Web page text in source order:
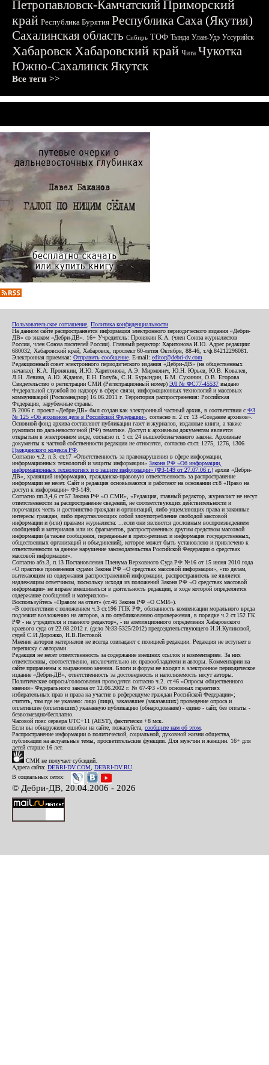
Петропавловск-КамчатскийПриморский
край Республика Бурятия Республика Саха (Якутия)
Сахалинская область Сибирь ТОФ Тында Улан-Удэ Уссурийск
ХабаровскХабаровский край Чита Чукотка
Южно-СахалинскЯкутск
Все теги >>
Пользовательское соглашение Политика конфиденциальности
На данном сайте распространяется информация электронного периодического издания «Дебри-
ДВ» со знаком «Дебри-ДВ». 16+ Учредитель: Пронякин К.А. (член Союза журналистов
России, член Союза писателей России). Главный редактор: Харитонова И.Ю. Адрес редакции:
680032, Хабаровский край, Хабаровск, проспект 60-летия Октября, 88-46, т./ф.84212296081.
Электронная приемная: Отправить сообщение . E-mail: editor@debri-dv.com
Редакционный совет электронного периодического издания «Дебри-ДВ» (на общественных
началах): К.А. Пронякин, И.Ю. Харитонова, А.Э. Мирмович, Ю.Н. Юрьев, Ю.В. Ковалев,
Л.Н. Левина, А.Ю. Жданов, Е.Н. Голубь, С.Н. Бурындин, Б.М. Сухинин, О.В. Егорова
Свидетельство о регистрации СМИ (Регистрационный номер) ЭЛ № ФС77-45537 выдано
Федеральной службой по надзору в сфере связи, информационных технологий и массовых
коммуникаций (Роскомнадзор) 16.06.2011 г. Территория распространения: Российская
Федерация, зарубежные страны.
В 2006 г. проект «Дебри-ДВ» был создан как электронный частный архив, в соответствии с ФЗ
№ 125 «Об архивном деле в Российской Федерации» , согласно п. 2 ст. 13 «Создание архивов».
Основной фонд архива составляют публикации газет и журналов, изданные книги, а также
рукописи по дальневосточной (РФ) тематике. Доступ к архивным документам является
открытым в электронном виде, согласно п. 1 ст. 24 вышеобозначенного закона. Архивные
документы к частной собственности редакции не относятся, согласно ст.ст. 1275, 1276, 1306
Гражданского кодекса РФ
Согласно ч.2. п.3. ст.17 «Ответственность за правонарушения в сфере информации,
информационных технологий и защиты информации» Закона РФ «Об информации,
информационных технологиях и о защите информации» (ФЗ-149 от 27.07.06 г.) архив «Дебри-
ДВ», хранящий информацию, гражданско-правовую ответственность за распространение
информации не несет. Сайт и редакция основываются и работают на основании ст.8 «Право на
доступ к информации» ФЗ-149.
Согласно пп.3,4,6 ст.57 Закона РФ «О СМИ», «Редакция, главный редактор, журналист не несут
ответственности за распространение сведений, не соответствующих действительности и
порочащих честь и достоинство граждан и организаций, либо ущемляющих права и законные
интересы граждан, либо представляющих собой злоупотребление свободой массовой
информации и (или) правами журналиста: ...если они являются дословным воспроизведением
сообщений и материалов или их фрагментов, распространенных другим средством массовой
информации (а также сообщения, переданные в пресс-релизах и информация государственных,
общественных организаций и объединений), которое может быть установлено и привлечено к
ответственности за данное нарушение законодательства Российской Федерации о средствах
массовой информации».
Согласно абз.3, п.13 Постановления Пленума Верховного Суда РФ №16 от 15 июня 2010 года
«О практике применения судами Закона РФ «О средствах массовой информации», «по делам,
вытекающим из содержания распространенной информации, распространитель не является
надлежащим ответчиком, поскольку исходя из положений Закона РФ «О средствах массовой
информации» не вправе вмешиваться в деятельность редакции, в ходе которой определяется
содержание сообщений и материалов».
Воспользуйтесь «Правом на ответ» (ст.46 Закона РФ «О СМИ»).
«В соответствии с положением ч.3 ст.196 ГПК РФ, обязанность компенсации морального вреда
подлежит возложению на авторов, а по опубликованию опровержения, в порядке ч.2 ст.152 ГК
РФ - на учредителя и главного редактор», - из апелляционного определения Хабаровского
краевого суда от 22.08.2012 г. (дело №33-5325/2012) председательствующего И.И.Куликовой,
судей С.И.Дорожко, Н.В.Пестовой.
Мнения авторов материалов не всегда совпадают с позицией редакции. Редакция не вступает в
переписку с авторами.
Редакция не несет ответственность за содержание внешних ссылок и комментариев. За них
ответственны, соответственно, исключительно их правообладатели и авторы. Комментарии на
сайте приравнены к выражению мнения. Блоги и форум не входят в электронное периодическое
издание «Дебри-ДВ», ответственность за достоверность и наполняемость несут авторы.
Политические опросы/голосования проводятся согласно ч.2. ст.46 «Опросы общественного
мнения» Федерального закона от 12.06.2002 г. № 67-ФЗ «Об основных гарантиях
избирательных прав и права на участие в референдуме граждан Российской Федерации»;
считать, там где не указано: лицо (лица), заказавшее (заказавших) проведение опроса и
оплатившее (оплативших) указанную публикацию (обнародование) - едино - сайт, без оплаты -
безвозмездно/бесплатно.
Часовой пояс сервера UTC+11 (AEST), фактически +8 мск.
Если вы обнаружили ошибки на сайте, пожалуйста, сообщите нам об этом
Распространение информации о политической, социальной, духовной жизни общества,
публикации на актуальные темы, просветительские функции. Для мужчин и женщин. 16+ для
детей старше 16 лет.
СМИ не получает субсидий.
Адреса сайта: DEBRI-DV.COM DEBRI-DV.RU
В социальных сетях:
© Дебри-ДВ, 20.04.2006 - 2026